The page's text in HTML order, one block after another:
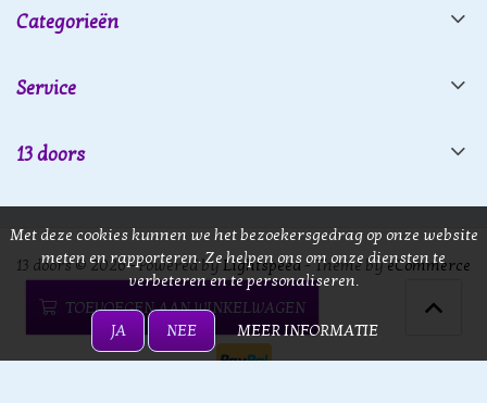
TOEVOEGEN AAN WINKELWAGEN
Categorieën
Service
13 doors
13 doors © 2026 - Powered byLightspeed - Theme byeCommerce
Pro
Met deze cookies kunnen we het bezoekersgedrag op onze website
meten en rapporteren. Ze helpen ons om onze diensten te
verbeteren en te personaliseren.
JA NEE MEER INFORMATIE